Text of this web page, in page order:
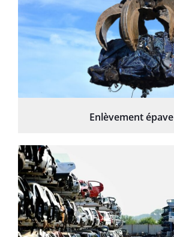
Enlèvement épave